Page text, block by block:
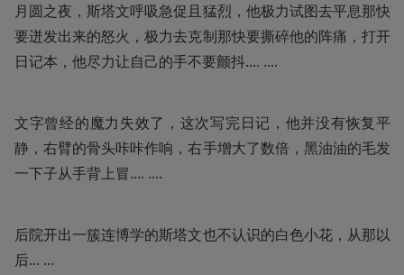
月圆之夜，斯塔文呼吸急促且猛烈，他极力试图去平息那快
要迸发出来的怒火，极力去克制那快要撕碎他的阵痛，打开
日记本，他尽力让自己的手不要颤抖.... ....
文字曾经的魔力失效了，这次写完日记，他并没有恢复平
静，右臂的骨头咔咔作响，右手增大了数倍，黑油油的毛发
一下子从手背上冒.... ....
后院开出一簇连博学的斯塔文也不认识的白色小花，从那以
后... ...